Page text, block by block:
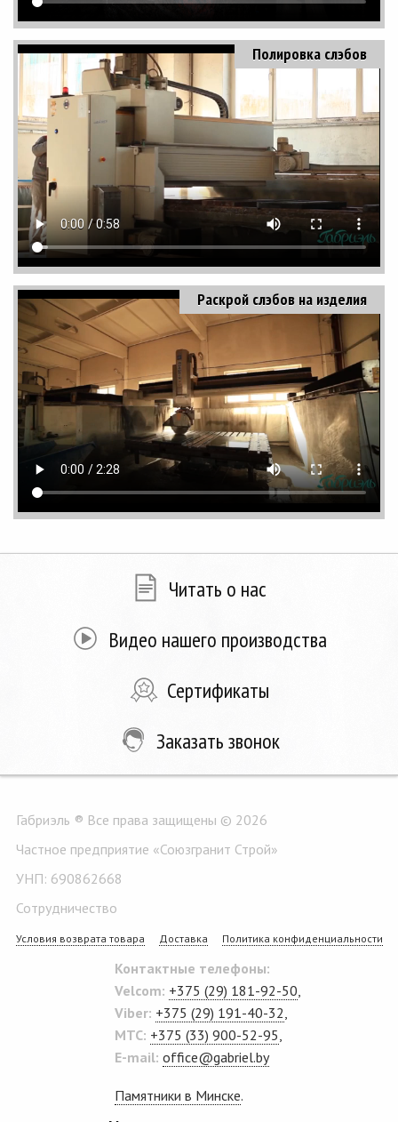
Полировка слэбов
Раскрой слэбов на изделия
Читать о нас
Видео нашего производства
Сертификаты
Заказать звонок
Габриэль ® Все права защищены © 2026
Частное предприятие «Союзгранит Строй»
УНП: 690862668
Сотрудничество
Условия возврата товара Доставка Политика конфиденциальности
Контактные телефоны:
Velcom: +375 (29) 181-92-50
Viber: +375 (29) 191-40-32
MTC: +375 (33) 900-52-95
E-mail: office@gabriel.by
Памятники в Минске.